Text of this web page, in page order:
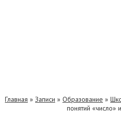
Главная » Записи » Образование »
понятий «число»